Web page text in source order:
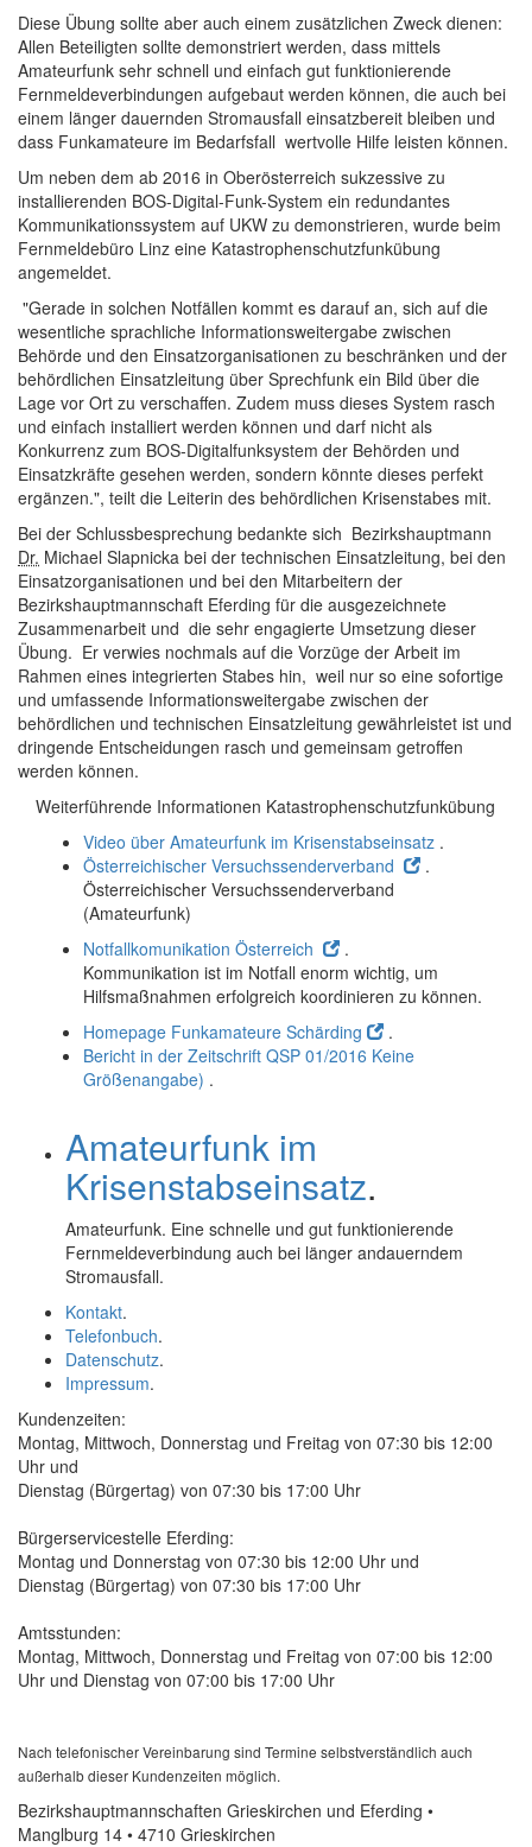
Diese Übung sollte aber auch einem zusätzlichen Zweck dienen:
Allen Beteiligten sollte demonstriert werden, dass mittels
Amateurfunk sehr schnell und einfach gut funktionierende
Fernmeldeverbindungen aufgebaut werden können, die auch bei
einem länger dauernden Stromausfall einsatzbereit bleiben und
dass Funkamateure im Bedarfsfall wertvolle Hilfe leisten können.
Um neben dem ab 2016 in Oberösterreich sukzessive zu
installierenden BOS-Digital-Funk-System ein redundantes
Kommunikationssystem auf UKW zu demonstrieren, wurde beim
Fernmeldebüro Linz eine Katastrophenschutzfunkübung
angemeldet.
"Gerade in solchen Notfällen kommt es darauf an, sich auf die
wesentliche sprachliche Informationsweitergabe zwischen
Behörde und den Einsatzorganisationen zu beschränken und der
behördlichen Einsatzleitung über Sprechfunk ein Bild über die
Lage vor Ort zu verschaffen. Zudem muss dieses System rasch
und einfach installiert werden können und darf nicht als
Konkurrenz zum BOS-Digitalfunksystem der Behörden und
Einsatzkräfte gesehen werden, sondern könnte dieses perfekt
ergänzen.", teilt die Leiterin des behördlichen Krisenstabes mit.
Bei der Schlussbesprechung bedankte sich Bezirkshauptmann
Dr. Michael Slapnicka bei der technischen Einsatzleitung, bei den
Einsatzorganisationen und bei den Mitarbeitern der
Bezirkshauptmannschaft Eferding für die ausgezeichnete
Zusammenarbeit und die sehr engagierte Umsetzung dieser
Übung. Er verwies nochmals auf die Vorzüge der Arbeit im
Rahmen eines integrierten Stabes hin, weil nur so eine sofortige
und umfassende Informationsweitergabe zwischen der
behördlichen und technischen Einsatzleitung gewährleistet ist und
dringende Entscheidungen rasch und gemeinsam getroffen
werden können.
Weiterführende Informationen Katastrophenschutzfunkübung
Video über Amateurfunk im Krisenstabseinsatz .
Österreichischer Versuchssenderverband
.
Österreichischer Versuchssenderverband
(Amateurfunk)
Notfallkomunikation Österreich
.
Kommunikation ist im Notfall enorm wichtig, um
Hilfsmaßnahmen erfolgreich koordinieren zu können.
Homepage Funkamateure Schärding
.
Bericht in der Zeitschrift QSP 01/2016 Keine
Größenangabe) .
Amateurfunk im
Krisenstabseinsatz.
Amateurfunk. Eine schnelle und gut funktionierende
Fernmeldeverbindung auch bei länger andauerndem
Stromausfall.
Kontakt.
Telefonbuch.
Datenschutz.
Impressum.
Kundenzeiten:
Montag, Mittwoch, Donnerstag und Freitag von 07:30 bis 12:00
Uhr und
Dienstag (Bürgertag) von 07:30 bis 17:00 Uhr
Bürgerservicestelle Eferding:
Montag und Donnerstag von 07:30 bis 12:00 Uhr und
Dienstag (Bürgertag) von 07:30 bis 17:00 Uhr
Amtsstunden:
Montag, Mittwoch, Donnerstag und Freitag von 07:00 bis 12:00
Uhr und Dienstag von 07:00 bis 17:00 Uhr
Nach telefonischer Vereinbarung sind Termine selbstverständlich auch
außerhalb dieser Kundenzeiten möglich.
Bezirkshauptmannschaften Grieskirchen und Eferding •
Manglburg 14 • 4710 Grieskirchen